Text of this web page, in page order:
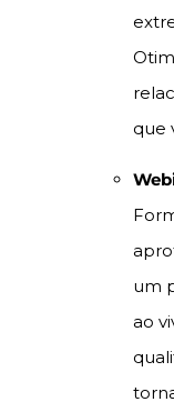
que
um
ao